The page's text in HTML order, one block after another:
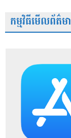
កម្មវិធីមើលព័ត៌ម